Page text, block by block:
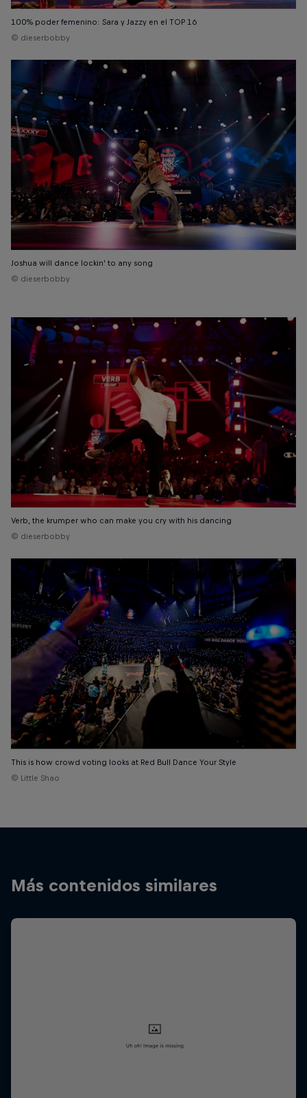
100% poder femenino: Sara y Jazzy en el TOP 16
© dieserbobby
Joshua will dance lockin' to any song
© dieserbobby
Verb, the krumper who can make you cry with his dancing
© dieserbobby
This is how crowd voting looks at Red Bull Dance Your Style
© Little Shao
Más contenidos similares